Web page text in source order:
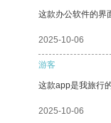
这款办公软件的界
2025-10-06
游客
这款app是我旅行
2025-10-06